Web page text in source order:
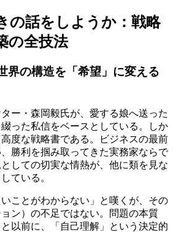
の話をしようか：戦略
の全技法
界の構造を「希望」に変える
ー・森岡毅氏が、愛する娘へ送った
綴った私信をベースとしている。しか
度な戦略書である。ビジネスの最前
勝利を掴み取ってきた実務家ならで
しての切実な情熱が、他に類を見な
ている。
ことがわからない」と嘆くが、その
ン）の不足ではない。問題の本質
以前に、「自己理解」という決定的